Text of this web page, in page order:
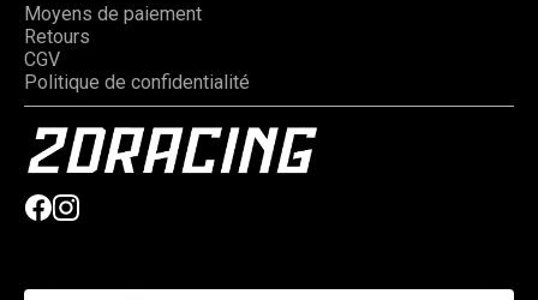
Moyens de paiement
Retours
CGV
Politique de confidentialité